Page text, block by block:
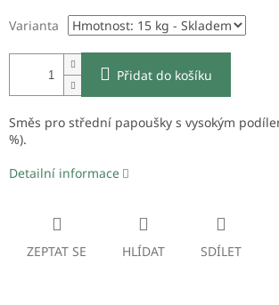
Varianta
Přidat do košíku
Směs pro střední papoušky s vysokým
%).
Detailní informace
ZEPTAT SE HLÍDAT SDÍLET